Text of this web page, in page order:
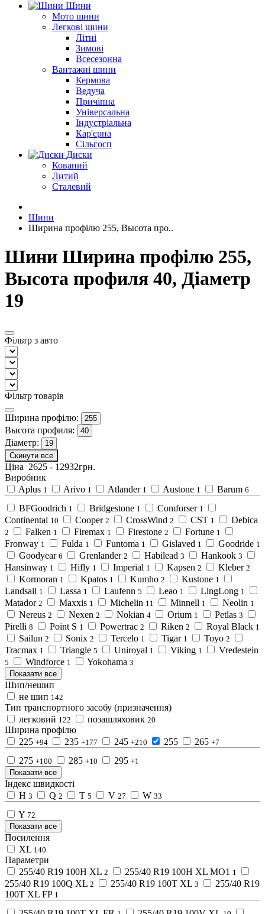
Шини
Мото шини
Легкові шини
Літні
Зимові
Всесезонна
Вантажні шини
Кермова
Ведуча
Причіпна
Універсальна
Індустріальна
Кар'єрна
Сільгосп
Диски
Кований
Литий
Сталевий
Шини
Ширина профілю 255, Высота про..
Шини Ширина профілю 255,
Высота профиля 40, Діаметр
19
Фільтр з авто
Фільтр товарів
Ширина профілю: 255
Высота профиля: 40
Діаметр:
19
Скинути все
Ціна 2625 - 12932грн.
Виробник
Aplus 1 Arivo 1 Atlander 1 Austone 1 Barum 6
BFGoodrich 1 Bridgestone 1 Comforser 1
Continental 10 Cooper 2 CrossWind 2 CST 1 Debica
2 Falken 1 Firemax 1 Firestone 2 Fortune 1
Fronway 1 Fulda 1 Funtoma 1 Gislaved 1 Goodride 1
Goodyear 6 Grenlander 2 Habilead 3 Hankook 3
Hansinway 1 Hifly 1 Imperial 1 Kapsen 2 Kleber 2
Kormoran 1 Kpatos 1 Kumho 2 Kustone 1
Landsail 1 Lassa 1 Laufenn 5 Leao 1 LingLong 1
Matador 2 Maxxis 1 Michelin 11 Minnell 1 Neolin 1
Nereus 2 Nexen 2 Nokian 4 Orium 1 Petlas 3
Pirelli 8 Point S 1 Powertrac 2 Riken 2 Royal Black 1
Sailun 2 Sonix 2 Tercelo 1 Tigar 1 Toyo 2
Tracmax 1 Triangle 5 Uniroyal 1 Viking 1 Vredestein
5 Windforce 1 Yokohama 3
Показати все
Шип/нешип
не шип 142
Тип транспортного засобу (призначення)
легковий 122 позашляховик 20
Ширина профілю
225 +94 235 +177 245 +210 255 265 +7
275 +100 285 +10 295 +1
Показати все
Індекс швидкості
H 3 Q 2 T 5 V 27 W 33
Y 72
Показати все
Посилення
XL 140
Параметри
255/40 R19 100H XL 2 255/40 R19 100H XL MO1 1
255/40 R19 100Q XL 2 255/40 R19 100T XL 3
255/40 R19
100T XL FP 1